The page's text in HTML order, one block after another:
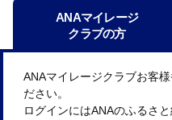
ANAマイレージ
クラブの方
ANAマイレージクラブお客
ださい。
ログインにはANAのふるさ